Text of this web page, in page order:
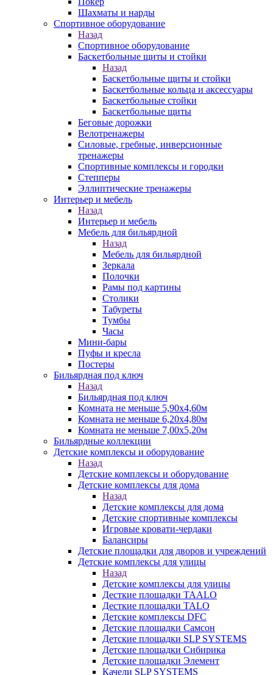
Шахматы и нарды
Спортивное оборудование
Назад
Спортивное оборудование
Баскетбольные щиты и стойки
Назад
Баскетбольные щиты и стойки
Баскетбольные кольца и аксессуары
Баскетбольные стойки
Баскетбольные щиты
Беговые дорожки
Велотренажеры
Силовые, гребные, инверсионные
тренажеры
Спортивные комплексы и городки
Степперы
Эллиптические тренажеры
Интерьер и мебель
Назад
Интерьер и мебель
Мебель для бильярдной
Назад
Мебель для бильярдной
Зеркала
Полочки
Рамы под картины
Столики
Табуреты
Тумбы
Часы
Мини-бары
Пуфы и кресла
Постеры
Бильярдная под ключ
Назад
Бильярдная под ключ
Комната не меньше 5,90х4,60м
Комната не меньше 6,20х4,80м
Комната не меньше 7,00х5,20м
Бильярдные коллекции
Детские комплексы и оборудование
Назад
Детские комплексы и оборудование
Детские комплексы для дома
Назад
Детские комплексы для дома
Детские спортивные комплексы
Игровые кровати-чердаки
Балансиры
Детские площадки для дворов и учреждений
Детские комплексы для улицы
Назад
Детские комплексы для улицы
Десткие площадки TAALO
Десткие площадки TALO
Детские комплексы DFC
Детские площадки Самсон
Детские площадки SLP SYSTEMS
Детские площадки Сибирика
Детские площадки Элемент
Качели SLP SYSTEMS